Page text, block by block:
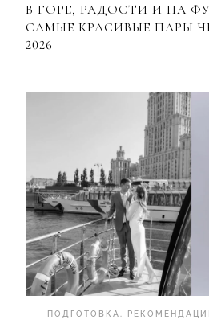
В ГОРЕ, РАДОСТИ И НА
САМЫЕ КРАСИВЫЕ ПАРЫ
2026
ПОДГОТОВКА